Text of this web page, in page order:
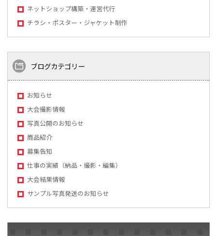
ネットショップ構築・運営代行
チラシ・ポスター・ジャケット制作
ブログカテゴリー
お知らせ
大会撮影情報
写真公開のお知らせ
商品紹介
募集告知
仕事の実績（納品・撮影・編集）
大会結果情報
サンプル写真発送のお知らせ